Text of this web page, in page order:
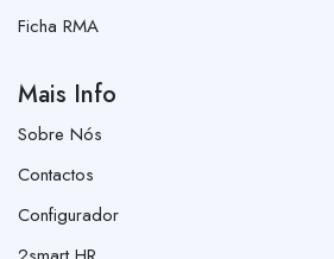
Ficha RMA
Mais Info
Sobre Nós
Contactos
Configurador